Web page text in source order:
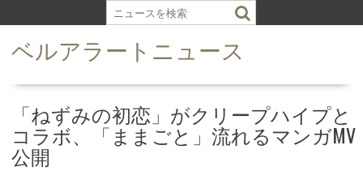
k
ベルアラートニュース
「ねずみの初恋」がクリープハイプと
コラボ、「ままごと」流れるマンガMV
公開